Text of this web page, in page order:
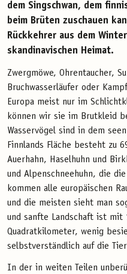
dem Singschwan, dem
beim Brüten zuschauen
Rückkehrer aus dem
skandinavischen Heimat.
Zwergmöwe, Ohrentaucher,
Bruchwasserläufer oder
Europa meist nur im
können wir sie im Brutkleid
Wasservögel sind in dem
Finnlands Fläche besteht zu
Auerhahn, Haselhuhn und
und Alpenschneehuhn, die
kommen alle europäischen
und die meisten sieht man
und sanfte Landschaft ist mit
Quadratkilometer, wenig
selbstverständlich auf die
In der in weiten Teilen